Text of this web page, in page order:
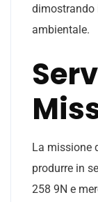
dimostrando
ambientale.
La missione
produrre in
258 9N e